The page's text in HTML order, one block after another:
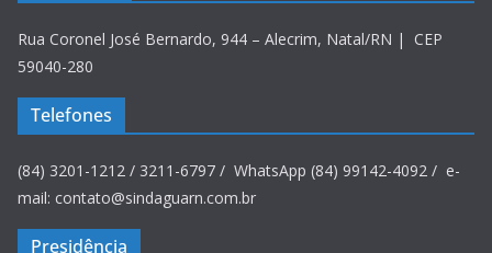
Rua Coronel José Bernardo, 944 – Alecrim, Natal/RN | CEP
59040-280
Telefones
(84) 3201-1212 / 3211-6797 / WhatsApp (84) 99142-4092 / e-
mail: contato@sindaguarn.com.br
Presidência